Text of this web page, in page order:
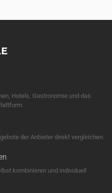
Hotels, Gastronomie und das
der Anbieter direkt vergleichen.
kombinieren und individuell